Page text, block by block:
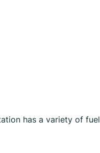
has a variety of fuel